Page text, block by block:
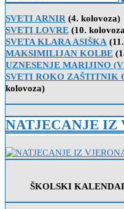
for:
SVETI ARNIR (4. kolovoza)
SVETI LOVRE (10.
SVETA KLARA ASIŠKA
MAKSIMILIJAN KOLBE
UZNESENJE MARIJINO
SVETI ROKO ZAŠTITNIK
kolovoza)
NATJECANJE IZ
ŠKOLSKI